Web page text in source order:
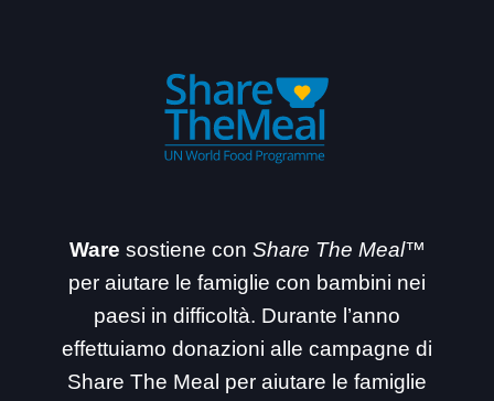
Ware sostiene con Share The Meal™
per aiutare le famiglie con bambini nei
paesi in difficoltà. Durante l’anno
effettuiamo donazioni alle campagne di
Share The Meal per aiutare le famiglie